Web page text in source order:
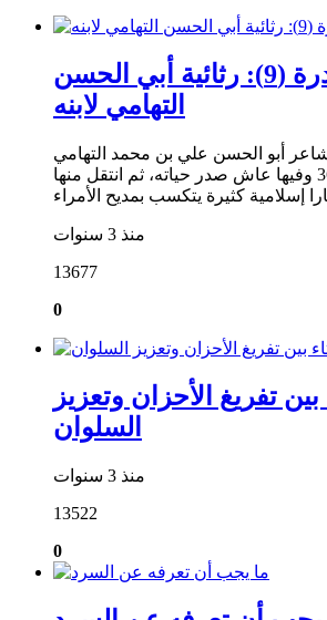
قصائد نادرة (9): رثائية أبي الحسن
التهامي لابنه
أبو الحسن علي بن محمد التهامي
بمكة حوالي سنة 360 وفيها عاش صدر حياته، ثم انتقل منها
منذ 3 سنوات
13677
0
تفريغ الأحزان وتعزيز
السلوان
منذ 3 سنوات
13522
0